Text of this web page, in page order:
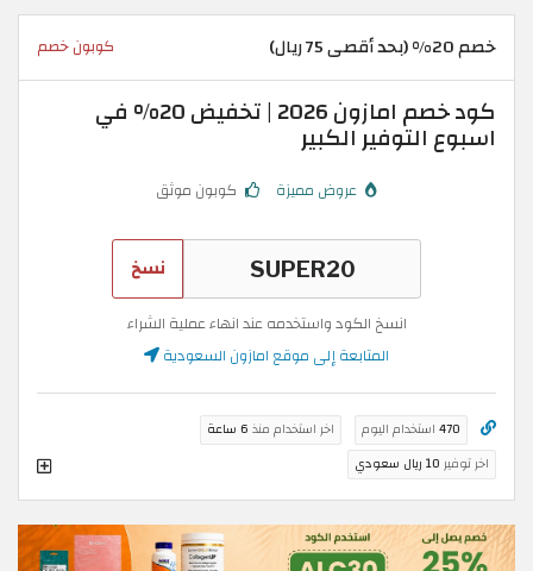
خصم 20% (بحد أقصى 75 ريال) كوبون خصم
كود خصم امازون 2026 | تخفيض 20% في
اسبوع التوفير الكبير
عروض مميزة كوبون موثق
نسخ
انسخ الكود واستخدمه عند انهاء عملية الشراء
المتابعة إلى موقع امازون السعودية
470 استخدام اليوم اخر استخدام منذ 6 ساعة
اخر توفير 10 ريال سعودي